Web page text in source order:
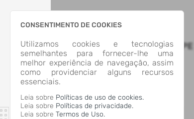
CONSENTIMENTO DE COOKIES
Utilizamos cookies e tecnologias
semelhantes para fornecer-lhe uma
melhor experiência de navegação, assim
como providenciar alguns recursos
essenciais.
Leia sobre Políticas de uso de cookies.
Leia sobre Políticas de privacidade.
Leia sobre Termos de Uso.
MUNICIPIO DE SAO SEPE